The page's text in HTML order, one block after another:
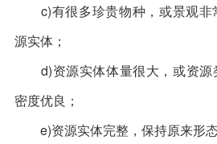
c)有很多珍贵物种，或景观非
源实体；
d)资源实体体量很大，或资源
密度优良；
e)资源实体完整，保持原来形态